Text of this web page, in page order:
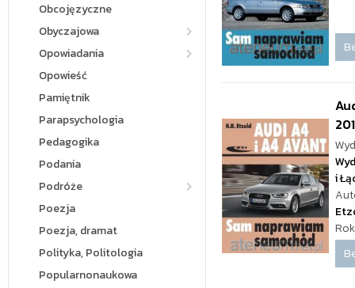
Obcojęzyczne
Obyczajowa
Opowiadania
Opowieść
Pamiętnik
Parapsychologia
Pedagogika
Podania
Podróże
Poezja
Poezja, dramat
Polityka, Politologia
Popularnonaukowa
i